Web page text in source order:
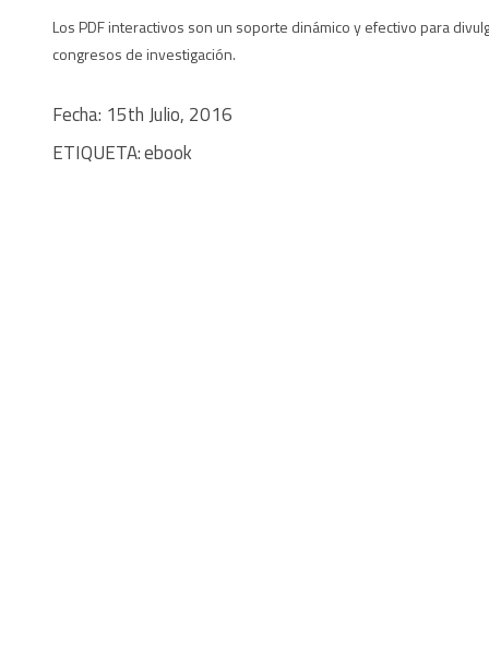
Los PDF interactivos son un soporte dinámico y efectivo para
congresos de investigación.
Fecha: 15th Julio, 2016
ETIQUETA:ebook